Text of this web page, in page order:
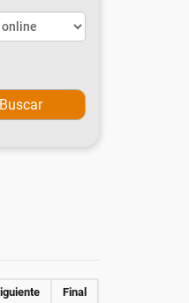
Buscar
Final